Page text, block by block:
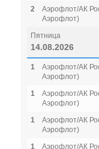
2
Аэрофлот/АК
Аэрофлот)
Пятница
14.08.2026
1
Аэрофлот/АК
Аэрофлот)
1
Аэрофлот/АК
Аэрофлот)
1
Аэрофлот/АК
Аэрофлот)
1
Аэрофлот/АК